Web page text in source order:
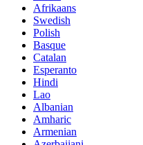
Afrikaans
Swedish
Polish
Basque
Catalan
Esperanto
Hindi
Lao
Albanian
Amharic
Armenian